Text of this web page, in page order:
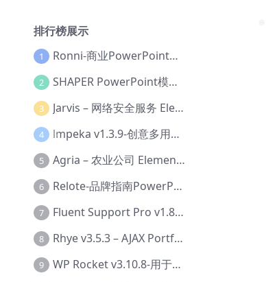
❅
排行榜展示
1 Ronni-商业PowerPoint模板【Dc-0077】
2 SHAPER PowerPoint模板【Dc-0184】
3 Jarvis – 网络安全服务 Elementor 模板套件【Aa-0035】
4 lmpeka v1.3.9-创意多用途 WordPress 主题【Be-0064】
5 Agria – 农业公司 Elementor Pro 模板套件【Aa-0003】
6 Relote-品牌指南PowerPoint模板【Dc-0076】
7 Fluent Support Pro v1.8.1 – WordPress 支持票务系统【Cc-0041】
8 Rhye v3.5.3 – AJAX Portfolio WordPress 主题【Bi-0049】
9 WP Rocket v3.10.8-用于wordpress速度优化的缓存加速插件【Cd-0019】